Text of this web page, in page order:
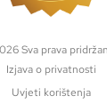
Sva prava
Izjava o privatnosti
Uvjeti korištenja